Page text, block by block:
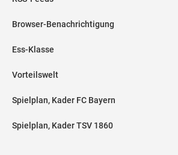
Browser-Benachrichtigung
Ess-Klasse
Vorteilswelt
Spielplan, Kader FC Bayern
Spielplan, Kader TSV 1860